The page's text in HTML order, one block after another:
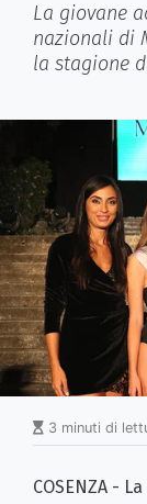
La giovane
nazionali di
la stagione
3 minuti di
COSENZA -